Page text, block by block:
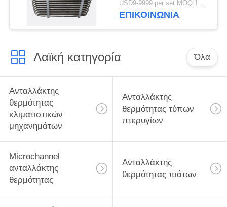
σωλήνων 400Kw
USD9-9999 per set MOQ:1 PC
ΕΠΙΚΟΙΝΩΝΊΑ
Λαϊκή κατηγορία Όλα
Ανταλλάκτης
θερμότητας
κλιματιστικών
μηχανημάτων
Ανταλλάκτης
θερμότητας τύπων
πτερυγίων
Microchannel
ανταλλάκτης
θερμότητας
Ανταλλάκτης
θερμότητας πιάτων